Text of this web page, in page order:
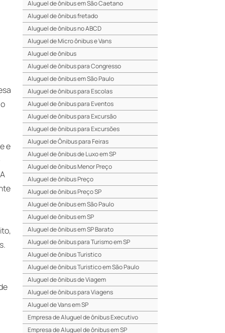
e
Aluguel de ônibus em São Caetano
Aluguel de ônibus fretado
Aluguel de ônibus no ABCD
Aluguel de Micro ônibus e Vans
Aluguel de ônibus
Aluguel de ônibus para Congresso
Aluguel de ônibus em São Paulo
Aluguel de ônibus para Escolas
Aluguel de ônibus para Eventos
Aluguel de ônibus para Excursão
Aluguel de ônibus para Excursões
Aluguel de Ônibus para Feiras
Aluguel de ônibus de Luxo em SP
Aluguel de ônibus Menor Preço
Aluguel de ônibus Preço
Aluguel de ônibus Preço SP
Aluguel de ônibus em São Paulo
Aluguel de ônibus em SP
Aluguel de ônibus em SP Barato
Aluguel de ônibus para Turismo em SP
Aluguel de ônibus Turistico
Aluguel de ônibus Turistico em São Paulo
Aluguel de ônibus de Viagem
Aluguel de ônibus para Viagens
Aluguel de Vans em SP
Empresa de Aluguel de ônibus Executivo
Empresa de Aluguel de ônibus em SP